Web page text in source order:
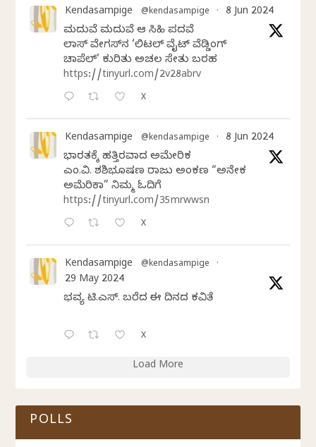
Kendasampige @kendasampige · 8 Jun 2024
ಮದುವೆ ಮದುವೆ ಆ ಸಿಹಿ ಪದವೆ
ಲಾಸ್‌ ವೇಗಸ್‌ನ ‘ಲಿಟಲ್ ವೈಟ್ ವೆಡ್ಡಿಂಗ್
ಚಾಪೆಲ್’ ಕುರಿತು ಅಚಲ ಸೇತು ಬರಹ
https://tinyurl.com/2v28abrv
X
Kendasampige @kendasampige · 8 Jun 2024
ಭಾರತಕ್ಕೆ ಹತ್ತಿರವಾದ ಅಮೇರಿಕ
ಎಂ.ವಿ. ಶಶಿಭೂಷಣ ರಾಜು ಅಂಕಣ “ಅನೇಕ
ಅಮೆರಿಕಾ” ನಿಮ್ಮ ಓದಿಗೆ
https://tinyurl.com/35mrwwsn
X
Kendasampige @kendasampige ·
29 May 2024
ಭವ್ಯ ಟಿ.ಎಸ್. ಬರೆದ ಈ ದಿನದ ಕವಿತೆ
X
Load More
POLLS